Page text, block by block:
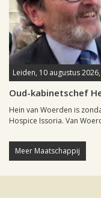
Leiden, 10 augustus
Oud-kabinetschef
Hein van Woerden is
Hospice Issoria. Van
Meer Maatschappij